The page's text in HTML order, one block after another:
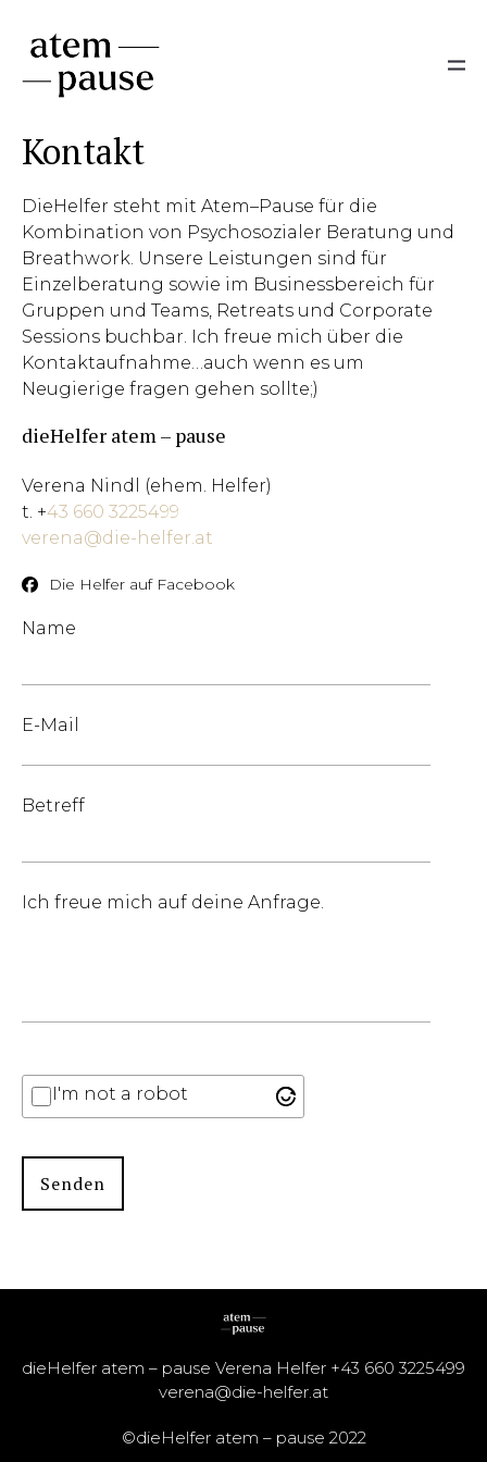
Kontakt
DieHelfer steht mit Atem–Pause für die
Kombination von Psychosozialer Beratung und
Breathwork. Unsere Leistungen sind für
Einzelberatung sowie im Businessbereich für
Gruppen und Teams, Retreats und Corporate
Sessions buchbar. Ich freue mich über die
Kontaktaufnahme…auch wenn es um
Neugierige fragen gehen sollte;)
dieHelfer atem – pause
Verena Nindl (ehem. Helfer)
t. +43 660 3225499
verena@die-helfer.at
Die Helfer auf Facebook
Name
E-Mail
Betreff
Ich freue mich auf deine Anfrage.
I'm not a robot
dieHelfer atem – pause Verena Helfer +43 660 3225499
verena@die-helfer.at
©dieHelfer atem – pause 2022